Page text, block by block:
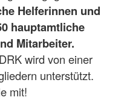
Helferinnen und
hauptamtliche
Mitarbeiter.
wird von einer
unterstützt.
mit!